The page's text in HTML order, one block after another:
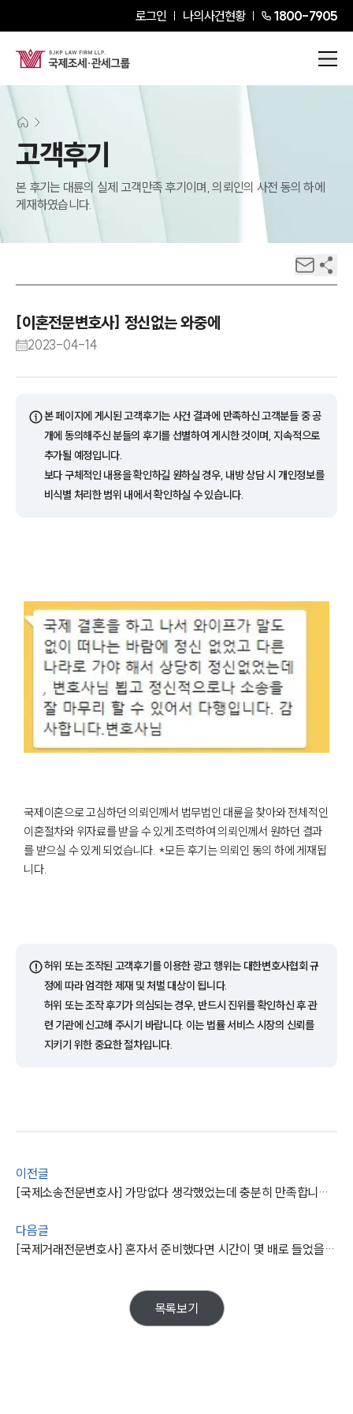
로그인 나의사건현황 1800-7905
그룹소개
대륜의 강점
오시는 길
글로벌 파트너 로펌
고객후기
본 후기는 대륜의 실제 고객만족 후기이며, 의뢰인의 사전 동의 하에
게재하였습니다.
[이혼전문변호사] 정신없는 와중에
2023-04-14
ⓘ본 페이지에 게시된 고객후기는 사건 결과에 만족하신 고객분들 중 공
개에 동의해주신 분들의 후기를 선별하여 게시한 것이며, 지속적으로
추가될 예정입니다.
보다 구체적인 내용을 확인하길 원하실 경우, 내방 상담 시 개인정보를
비식별 처리한 범위 내에서 확인하실 수 있습니다.
국제이혼으로 고심하던 의뢰인께서 법무법인 대륜을 찾아와 전체적인
이혼절차와 위자료를 받을 수 있게 조력하여 의뢰인께서 원하던 결과
를 받으실 수 있게 되었습니다. *모든 후기는 의뢰인 동의 하에 게재됩
니다.
⚠️허위 또는 조작된 고객후기를 이용한 광고 행위는 대한변호사협회 규
정에 따라 엄격한 제재 및 처벌 대상이 됩니다.
허위 또는 조작 후기가 의심되는 경우, 반드시 진위를 확인하신 후 관
련 기관에 신고해 주시기 바랍니다. 이는 법률 서비스 시장의 신뢰를
지키기 위한 중요한 절차입니다.
이전글
[국제소송전문변호사] 가망없다 생각했었는데 충분히 만족합니다. 고맙습니다.
다음글
[국제거래전문변호사] 혼자서 준비했다면 시간이 몇 배로 들었을겁니다
목록보기